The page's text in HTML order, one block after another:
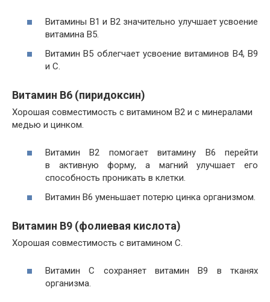
Витамины В1 и В2 значительно улучшает усвоение
витамина В5.
Витамин В5 облегчает усвоение витаминов В4, В9
и C.
Витамин В6 (пиридоксин)
Хорошая совместимость с витамином В2 и с минералами
медью и цинком.
Витамин В2 помогает витамину В6 перейти
в активную форму, а магний улучшает его
способность проникать в клетки.
Витамин В6 уменьшает потерю цинка организмом.
Витамин В9 (фолиевая кислота)
Хорошая совместимость с витамином С.
Витамин С сохраняет витамин В9 в тканях
организма.